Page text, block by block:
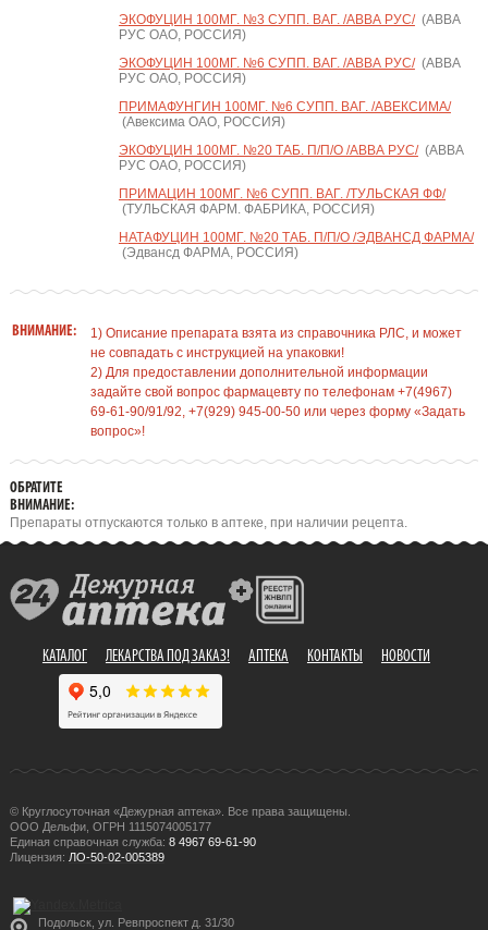
ЭКОФУЦИН 100МГ. №3 СУПП. ВАГ. /АВВА РУС/(АВВА
РУС ОАО, РОССИЯ)
ЭКОФУЦИН 100МГ. №6 СУПП. ВАГ. /АВВА РУС/(АВВА
РУС ОАО, РОССИЯ)
ПРИМАФУНГИН 100МГ. №6 СУПП. ВАГ. /АВЕКСИМА/
(Авексима ОАО, РОССИЯ)
ЭКОФУЦИН 100МГ. №20 ТАБ. П/П/О /АВВА РУС/(АВВА
РУС ОАО, РОССИЯ)
ПРИМАЦИН 100МГ. №6 СУПП. ВАГ. /ТУЛЬСКАЯ ФФ/
(ТУЛЬСКАЯ ФАРМ. ФАБРИКА, РОССИЯ)
НАТАФУЦИН 100МГ. №20 ТАБ. П/П/О /ЭДВАНСД ФАРМА/
(Эдвансд ФАРМА, РОССИЯ)
ВНИМАНИЕ:
1) Описание препарата взята из справочника РЛС, и может
не совпадать с инструкцией на упаковки!
2) Для предоставлении дополнительной информации
задайте свой вопрос фармацевту по телефонам +7(4967)
69-61-90/91/92, +7(929) 945-00-50 или через форму «Задать
вопрос»!
ОБРАТИТЕ
ВНИМАНИЕ:
Препараты отпускаются только в аптеке, при наличии рецепта.
КАТАЛОГ ЛЕКАРСТВА ПОД ЗАКАЗ! АПТЕКА КОНТАКТЫ НОВОСТИ
© Круглосуточная «Дежурная аптека». Все права защищены.
ООО Дельфи, ОГРН 1115074005177
Единая справочная служба: 8 4967 69-61-90
Лицензия: ЛО-50-02-005389
Подольск, ул. Ревпроспект д. 31/30